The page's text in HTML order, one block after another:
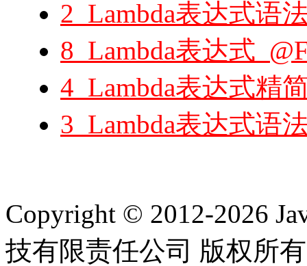
2_Lambda表达式语
8_Lambda表达式
4_Lambda表达式精
3_Lambda表达式语
Copyright © 2012-2026
技有限责任公司 版权所有